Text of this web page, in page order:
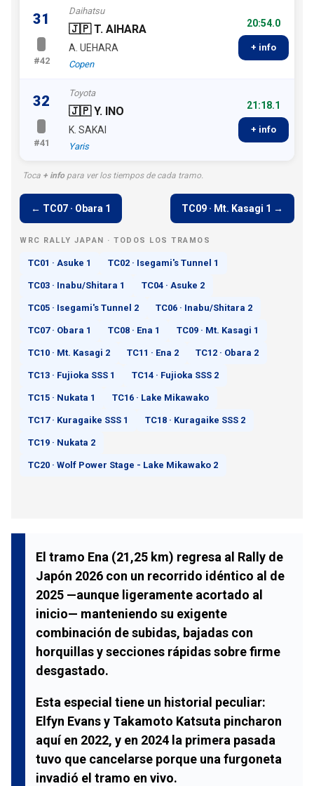
31
#42
Daihatsu
🇯🇵 T. AIHARA
A. UEHARA
Copen
20:54.0
+ info
32
#41
Toyota
🇯🇵 Y. INO
K. SAKAI
Yaris
21:18.1
+ info
Toca + infopara ver los tiempos de cada tramo.
← TC07 · Obara 1 TC09 · Mt. Kasagi 1 →
WRC RALLY JAPAN · TODOS LOS TRAMOS
TC01 · Asuke 1 TC02 · Isegami's Tunnel 1
TC03 · Inabu/Shitara 1 TC04 · Asuke 2
TC05 · Isegami's Tunnel 2 TC06 · Inabu/Shitara 2
TC07 · Obara 1 TC08 · Ena 1 TC09 · Mt. Kasagi 1
TC10 · Mt. Kasagi 2 TC11 · Ena 2 TC12 · Obara 2
TC13 · Fujioka SSS 1 TC14 · Fujioka SSS 2
TC15 · Nukata 1 TC16 · Lake Mikawako
TC17 · Kuragaike SSS 1 TC18 · Kuragaike SSS 2
TC19 · Nukata 2
TC20 · Wolf Power Stage - Lake Mikawako 2
El tramo Ena (21,25 km) regresa al Rally de
Japón 2026 con un recorrido idéntico al de
2025 —aunque ligeramente acortado al
inicio— manteniendo su exigente
combinación de subidas, bajadas con
horquillas y secciones rápidas sobre firme
desgastado.
Esta especial tiene un historial peculiar:
Elfyn Evansy Takamoto Katsuta pincharon
aquí en 2022, y en 2024 la primera pasada
tuvo que cancelarse porque una furgoneta
invadió el tramo en vivo.